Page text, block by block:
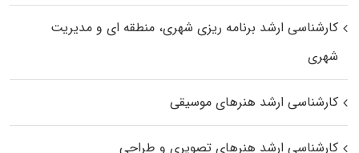
کارشناسی ارشد برنامه ریزی شهری، منطقه‌ ای و مدیریت
شهری
کارشناسی ارشد هنرهای موسیقی
کارشناسی ارشد هنرهای تصویری و طراحی